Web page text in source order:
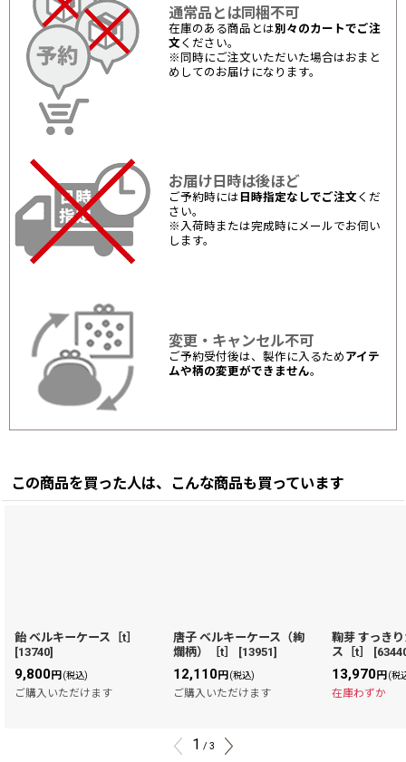
通常品とは同梱不可
在庫のある商品とは別々のカートでご注
文 ください。
※同時にご注文いただいた場合はおまと
めしてのお届けになります。
お届け日時は後ほど
ご予約時には 日時指定なしでご注文 くだ
さい。
※入荷時または完成時にメールでお伺い
します。
変更・キャンセル不可
ご予約受付後は、製作に入るため アイテ
ムや柄の変更ができません。
この商品を買った人は、こんな商品も買っています
飴 ベルキーケース［t］
[13740]
9,800円 (税込)
ご購入いただけます
唐子 ベルキーケース（絢
爛柄）［t］
[13951]
12,110円 (税込)
ご購入いただけます
鞠芽 すっき
ス［t］
[
13,970円 (税
在庫わずか
1 / 3